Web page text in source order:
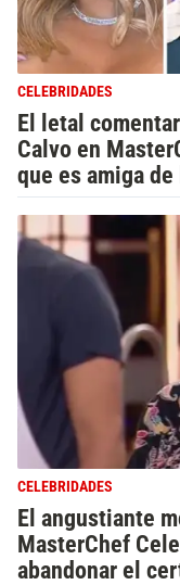
CELEBRIDADES
El letal
Calvo en
que es amiga
CELEBRIDADES
El angustiante
MasterChef
abandonar el